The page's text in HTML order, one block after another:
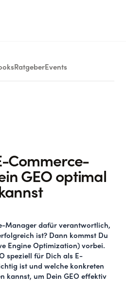
Ratgeber Events
Commerce-
GEO optimal
Manager dafür verantwortlich,
ist? Dann kommst Du
Engine Optimization) vorbei.
speziell für Dich als E-
ist und welche konkreten
kannst, um Dein GEO effektiv